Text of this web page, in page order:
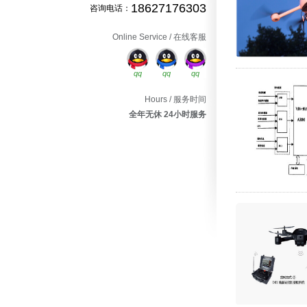
咨询电话： 18627176303
Online Service / 在线客服
qq qq qq
Hours / 服务时间
全年无休 24小时服务